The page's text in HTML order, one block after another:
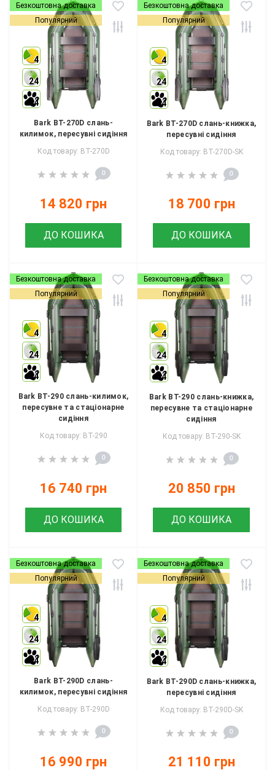
Безкоштовна доставка
Популярний
4
24
4
Bark BT-270D слань-
килимок, пересувні сидіння
Код товару: BT-270D
0
14 820 грн
ДО КОШИКА
Безкоштовна доставка
Популярний
4
24
4
Bark BT-270D слань-книжка,
пересувні сидіння
Код товару: BT-270D-SK
0
18 700 грн
ДО КОШИКА
Безкоштовна доставка
Популярний
4
24
4
Bark BT-290 слань-килимок,
пересувне та стаціонарне
сидіння
Код товару: BT-290
0
16 740 грн
ДО КОШИКА
Безкоштовна доставка
Популярний
4
24
4
Bark BT-290 слань-книжка,
пересувне та стаціонарне
сидіння
Код товару: BT-290-SK
0
20 850 грн
ДО КОШИКА
Безкоштовна доставка
Популярний
4
24
4
Bark BT-290D слань-
килимок, пересувні сидіння
Код товару: BT-290D
0
16 990 грн
Безкоштовна доставка
Популярний
4
24
4
Bark BT-290D слань-книжка,
пересувні сидіння
Код товару: BT-290D-SK
0
21 110 грн